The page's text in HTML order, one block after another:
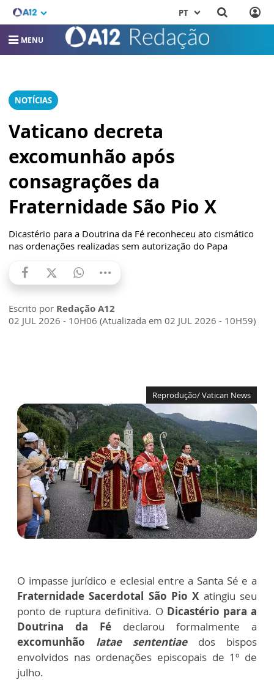
PT
MENU
NOTÍCIAS
Vaticano decreta
excomunhão após
consagrações da
Fraternidade São Pio X
Dicastério para a Doutrina da Fé reconheceu ato cismático
nas ordenações realizadas sem autorização do Papa
Escrito por Redação A12
02 JUL 2026 - 10H06 (Atualizada em 02 JUL 2026 - 10H59)
Reprodução/ Vatican News
O impasse jurídico e eclesial entre a Santa Sé e a
Fraternidade Sacerdotal São Pio X atingiu seu
ponto de ruptura definitiva. O Dicastério para a
Doutrina da Fé declarou formalmente a
excomunhão latae sententiaedos bispos
envolvidos nas ordenações episcopais de 1º de
julho.